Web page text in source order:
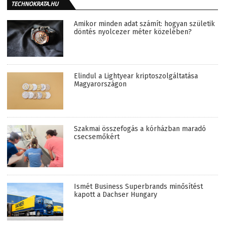
TECHNOKRATA.HU
Amikor minden adat számít: hogyan születik
döntés nyolcezer méter közelében?
Elindul a Lightyear kriptoszolgáltatása
Magyarországon
Szakmai összefogás a kórházban maradó
csecsemőkért
Ismét Business Superbrands minősítést
kapott a Dachser Hungary